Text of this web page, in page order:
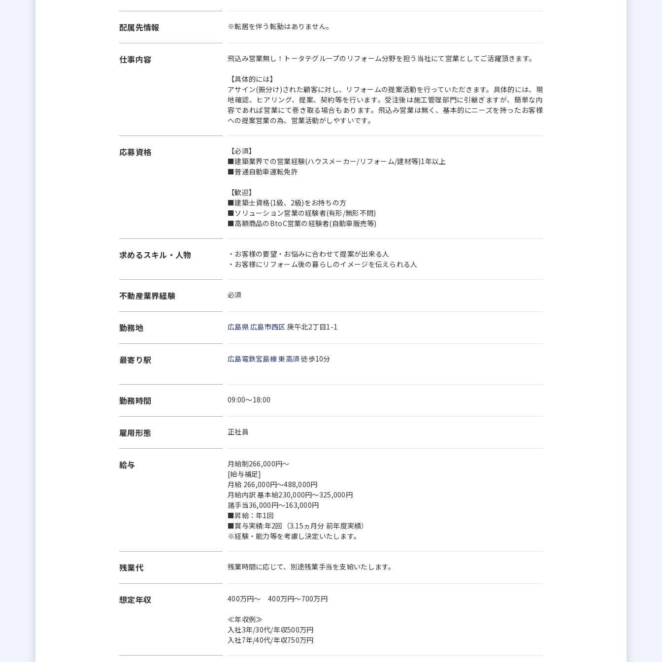
配属先情報 ※転居を伴う転勤はありません。
仕事内容 飛込み営業無し！トータテグループのリフォーム分野を担う当社にて営業としてご活躍頂きます。
【具体的には】
アサイン(振分け)された顧客に対し、リフォームの提案活動を行っていただきます。具体的には、現
地確認、ヒアリング、提案、契約等を行います。受注後は施工管理部門に引継ぎますが、簡単な内
容であれば営業にて巻き取る場合もあります。飛込み営業は無く、基本的にニーズを持ったお客様
への提案営業の為、営業活動がしやすいです。
応募資格
【必須】
■建築業界での営業経験(ハウスメーカー/リフォーム/建材等)1年以上
■普通自動車運転免許
【歓迎】
■建築士資格(1級、2級)をお持ちの方
■ソリューション営業の経験者(有形/無形不問)
■高額商品のBtoC営業の経験者(自動車販売等)
求めるスキル・人物
・お客様の要望・お悩みに合わせて提案が出来る人
・お客様にリフォーム後の暮らしのイメージを伝えられる人
不動産業界経験 必須
勤務地 広島県 広島市西区 庚午北2丁目1-1
最寄り駅 広島電鉄宮島線東高須 徒歩10分
勤務時間 09:00～18:00
雇用形態 正社員
給与
月給制266,000円～
[給与補足]
月給 266,000円～488,000円
月給内訳 基本給230,000円～325,000円
諸手当36,000円～163,000円
■昇給：年1回
■賞与実績:年2回（3.15ヵ月分 前年度実績）
※経験・能力等を考慮し決定いたします。
残業代 残業時間に応じて、別途残業手当を支給いたします。
想定年収 400万円〜 400万円～700万円
≪年収例≫
入社3年/30代/年収500万円
入社7年/40代/年収750万円